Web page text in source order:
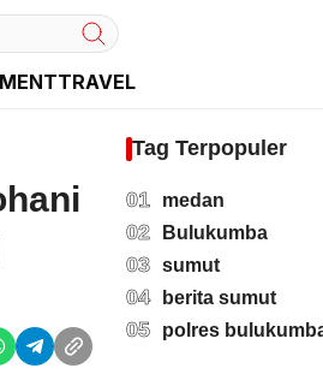
TRAVEL
Tag Terpopuler
01 medan
02 Bulukumba
03 sumut
04 berita sumut
05 polres